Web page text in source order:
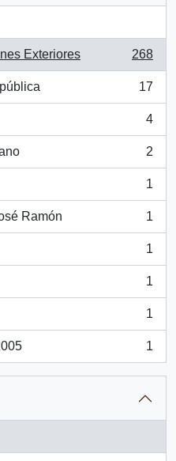
Exteriores 268
17
4
2
1
Ramón 1
1
1
1
1